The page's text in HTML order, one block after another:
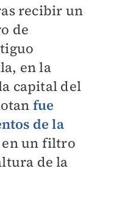
recibir un
de
en la
capital del
fue
de la
en un filtro
de la